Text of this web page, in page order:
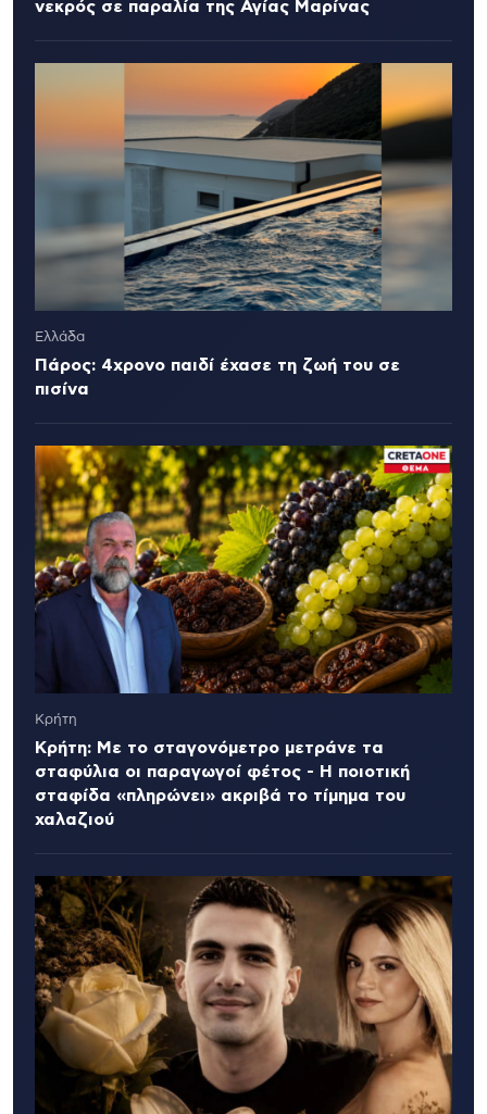
νεκρός σε παραλία της Αγίας Μαρίνας
Ελλάδα
Πάρος: 4χρονο παιδί έχασε τη ζωή του σε
πισίνα
Κρήτη
Κρήτη: Με το σταγονόμετρο μετράνε τα
σταφύλια οι παραγωγοί φέτος - Η ποιοτική
σταφίδα «πληρώνει» ακριβά το τίμημα του
χαλαζιού